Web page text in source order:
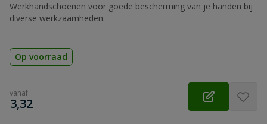
Werkhandschoenen voor goede bescherming van je handen bij
diverse werkzaamheden.
Op voorraad
vanaf
€
3,32